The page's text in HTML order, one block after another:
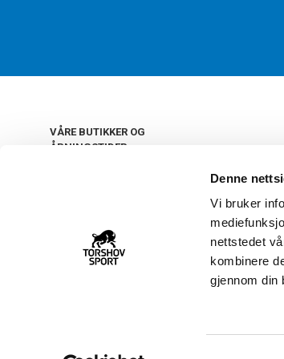
Denne
Vi bruker
nettstedet
kombinere
gjennom din
VÅRE BUTIKKER OG
ÅPNINGSTIDER
22 09 20 20